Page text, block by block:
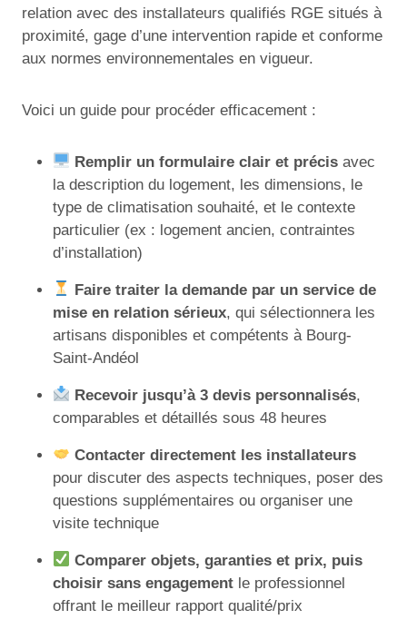
relation avec des installateurs qualifiés RGE situés à
proximité, gage d’une intervention rapide et conforme
aux normes environnementales en vigueur.
Voici un guide pour procéder efficacement :
Remplir un formulaire clair et précis avec
la description du logement, les dimensions, le
type de climatisation souhaité, et le contexte
particulier (ex : logement ancien, contraintes
d’installation)
Faire traiter la demande par un service de
mise en relation sérieux, qui sélectionnera les
artisans disponibles et compétents à Bourg-
Saint-Andéol
Recevoir jusqu’à 3 devis personnalisés,
comparables et détaillés sous 48 heures
Contacter directement les installateurs
pour discuter des aspects techniques, poser des
questions supplémentaires ou organiser une
visite technique
Comparer objets, garanties et prix, puis
choisir sans engagement le professionnel
offrant le meilleur rapport qualité/prix